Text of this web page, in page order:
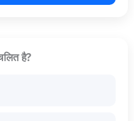
है?